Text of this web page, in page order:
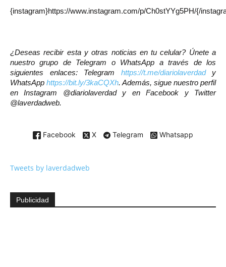
{instagram}https://www.instagram.com/p/Ch0stYYg5PH/{/
¿Deseas recibir esta y otras noticias en tu celular? Únete a
nuestro grupo de Telegram o WhatsApp a través de los
siguientes enlaces: Telegram https://t.me/diariolaverdady
WhatsApp https://bit.ly/3kaCQXh. Además, sigue nuestro perfil
en Instagram @diariolaverdad y en Facebook y Twitter
@laverdadweb.
Facebook X Telegram Whatsapp
Tweets by laverdadweb
Publicidad